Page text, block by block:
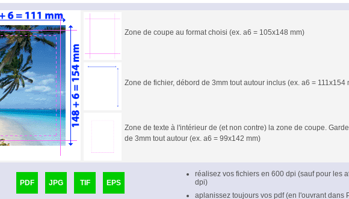
Zone de coupe au format choisi (ex. a6 = 105x148 mm)
Zone de fichier, débord de 3mm tout autour inclus (ex. a6 = 111x154
Zone de texte à l'intérieur de (et non contre) la zone de coupe.
de 3mm tout autour (ex. a6 = 99x142 mm)
PDF JPG TIF EPS
réalisez vos fichiers en 600 dpi (sauf pour les
dpi)
aplanissez toujours vos pdf (en l'ouvrant dans